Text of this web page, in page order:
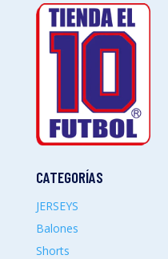
CATEGORÍAS
JERSEYS
Balones
Shorts